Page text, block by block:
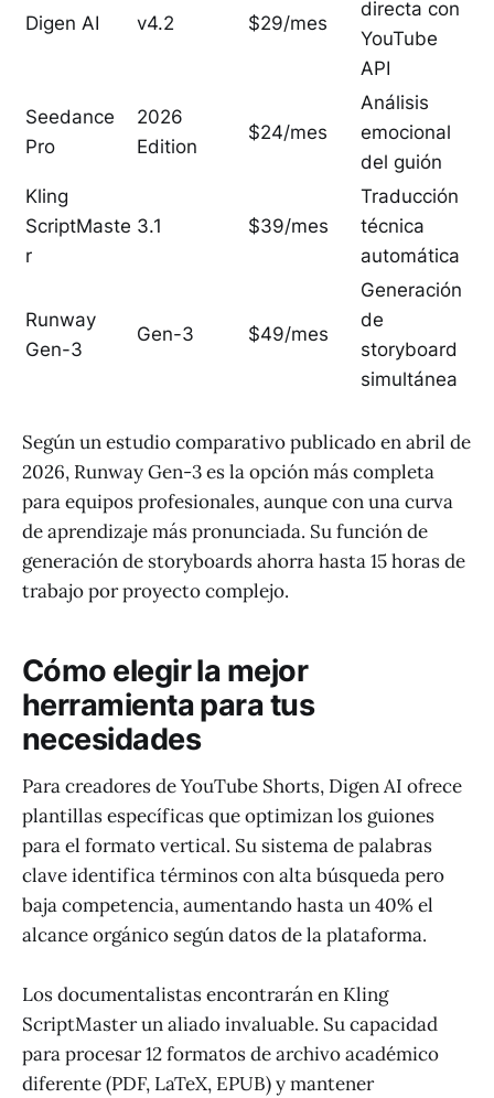
Digen AI v4.2 $29/mes
directa con
YouTube
API
Seedance
Pro
2026
Edition
$24/mes
Análisis
emocional
del guión
Kling
ScriptMaste
r
3.1 $39/mes
Traducción
técnica
automática
Runway
Gen-3
Gen-3 $49/mes
Generación
de
storyboard
simultánea
Según un estudio comparativo publicado en abril de
2026, Runway Gen-3 es la opción más completa
para equipos profesionales, aunque con una curva
de aprendizaje más pronunciada. Su función de
generación de storyboards ahorra hasta 15 horas de
trabajo por proyecto complejo.
Cómo elegir la mejor
herramienta para tus
necesidades
Para creadores de YouTube Shorts, Digen AI ofrece
plantillas específicas que optimizan los guiones
para el formato vertical. Su sistema de palabras
clave identifica términos con alta búsqueda pero
baja competencia, aumentando hasta un 40% el
alcance orgánico según datos de la plataforma.
Los documentalistas encontrarán en Kling
ScriptMaster un aliado invaluable. Su capacidad
para procesar 12 formatos de archivo académico
diferente (PDF, LaTeX, EPUB) y mantener